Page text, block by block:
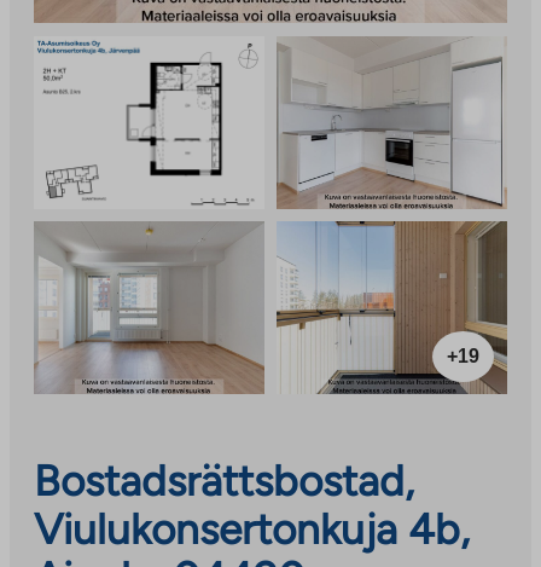
+19
Bostadsrättsbostad,
Viulukonsertonkuja 4b,